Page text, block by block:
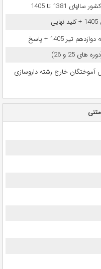
1381 تا 1405
1405 + پاسخ
آموختگان خارج رشته داروسازی